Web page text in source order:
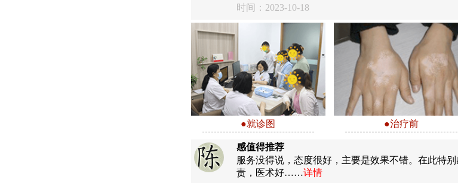
时间：2023-10-18
●就诊图 ●治疗前
感值得推荐
服务没得说，态度很好，主要是效果不错。在此特
责，医术好……详情